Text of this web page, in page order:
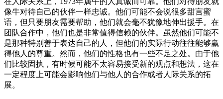
像牛对待自己的伙伴一样忠诚。他们可能不会说很多甜言蜜
语，但只要朋友需要帮助，他们就会毫不犹豫地伸出援手。在
团队合作中，他们也是非常值得信赖的伙伴。虽然他们可能不
是那种特别善于表达自己的人，但他们的实际行动往往能够赢
得他人的尊重。然而，他们的性格也有一些不足之处。由于他
们比较固执，有时候可能不太容易接受新的观点和想法，这在
一定程度上可能会影响他们与他人的合作或者人际关系的拓
展。